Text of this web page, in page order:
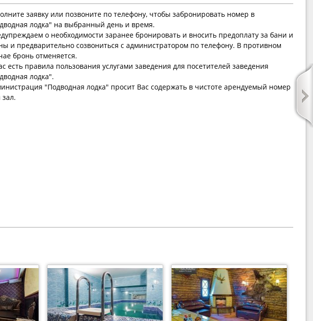
заявку или позвоните по телефону, чтобы забронировать номер в
лодка" на выбранный день и время.
о необходимости заранее бронировать и вносить предоплату за бани и
и предварительно созвониться с администратором по телефону. В противном
бронь отменяется.
есть правила пользования услугами заведения для посетителей заведения
лодка".
"Подводная лодка" просит Вас содержать в чистоте арендуемый номер
зал.